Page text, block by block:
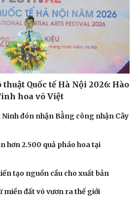
Quốc tế Hà Nội 2026: Hào
hoa võ Việt
đón nhận Bằng công nhận Cây
hơn 2.500 quả pháo hoa tại
tạo nguồn cầu cho xuất bản
miền đất võ vươn ra thế giới